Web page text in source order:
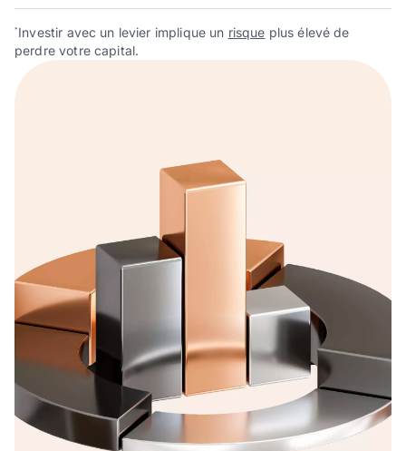
* Investir avec un levier implique un risque plus élevé de
perdre votre capital.